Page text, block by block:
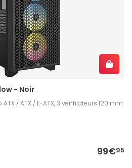
- Noir
ATX / ATX / E-ATX, 3 ventilateurs 120 mm
99€95